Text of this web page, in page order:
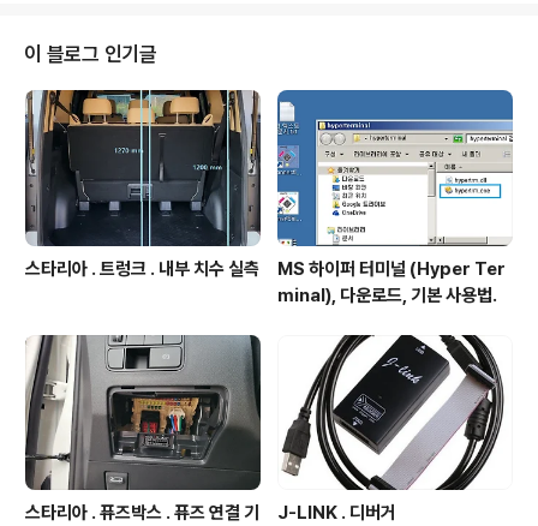
접속하기 위..
이 블로그 인기글
스타리아 . 트렁크 . 내부 치수 실측
MS 하이퍼 터미널 (Hyper Ter
minal), 다운로드, 기본 사용법.
스타리아 . 퓨즈박스 . 퓨즈 연결 기
J-LINK . 디버거